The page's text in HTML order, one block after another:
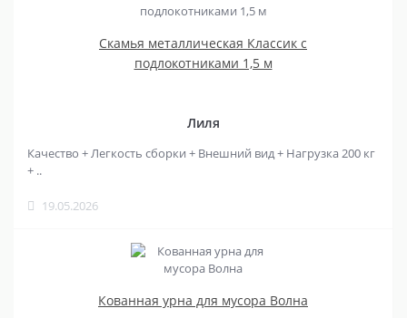
Скамья металлическая Классик с
подлокотниками 1,5 м
Лиля
Качество + Легкость сборки + Внешний вид + Нагрузка 200 кг
+ ..
19.05.2026
Кованная урна для мусора Волна